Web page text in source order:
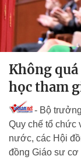
Không
học tham
- Bộ
Quy chế tổ chức
nước, các Hội
đồng Giáo sư cơ